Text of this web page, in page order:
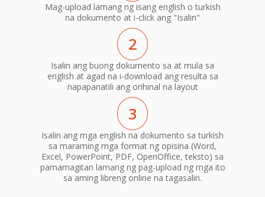
Mag-upload lamang ng isang english o turkish
na dokumento at i-click ang "Isalin"
2
Isalin ang buong dokumento sa at mula sa
english at agad na i-download ang resulta sa
napapanatili ang orihinal na layout
3
Isalin ang mga english na dokumento sa turkish
sa maraming mga format ng opisina (Word,
Excel, PowerPoint, PDF, OpenOffice, teksto) sa
pamamagitan lamang ng pag-upload ng mga ito
sa aming libreng online na tagasalin.